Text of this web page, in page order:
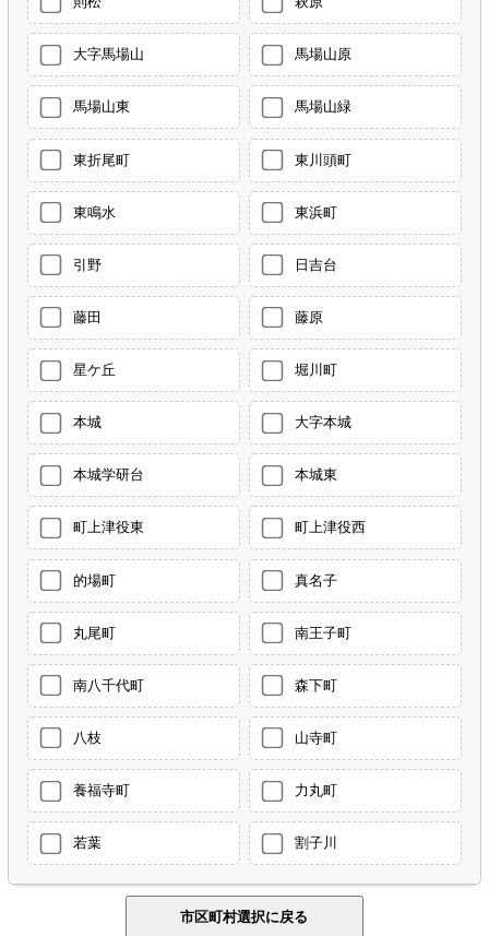
大字馬場山 馬場山原
馬場山東 馬場山緑
東折尾町 東川頭町
東鳴水 東浜町
引野 日吉台
藤田 藤原
星ケ丘 堀川町
本城 大字本城
本城学研台 本城東
町上津役東 町上津役西
的場町 真名子
丸尾町 南王子町
南八千代町 森下町
八枝 山寺町
養福寺町 力丸町
若葉 割子川